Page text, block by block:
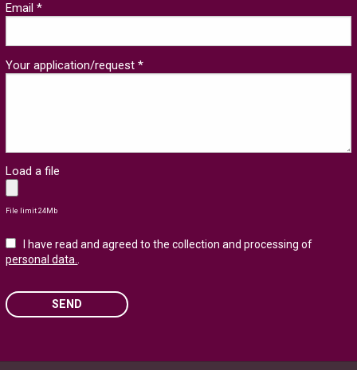
Email *
Your application/request *
Load a file
File limit 24Mb
I have read and agreed to the collection and processing of
personal data..
SEND